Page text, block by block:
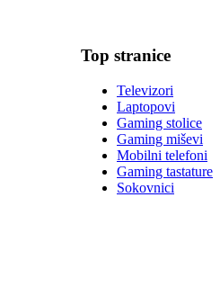
Top stranice
Televizori
Laptopovi
Gaming stolice
Gaming miševi
Mobilni telefoni
Gaming tastature
Sokovnici